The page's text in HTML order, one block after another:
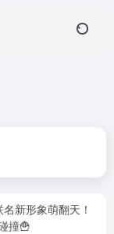
新形象萌翻天！
撞🍟